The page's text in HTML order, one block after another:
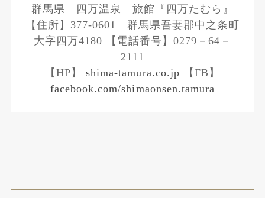
群馬県 四万温泉 旅館『四万たむら』
【住所】377-0601 群馬県吾妻郡中之条町
大字四万4180 【電話番号】0279－64－
2111
【HP】shima-tamura.co.jp 【FB】
facebook.com/shimaonsen.tamura